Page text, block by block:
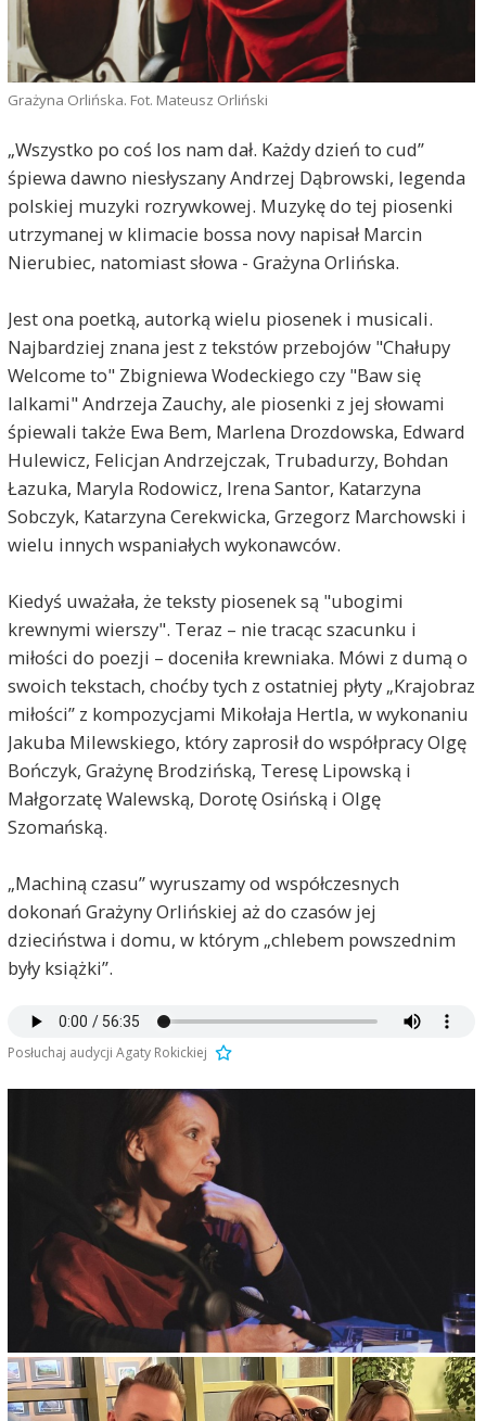
Grażyna Orlińska. Fot. Mateusz Orliński
„Wszystko po coś los nam dał. Każdy dzień to cud”
śpiewa dawno niesłyszany Andrzej Dąbrowski, legenda
polskiej muzyki rozrywkowej. Muzykę do tej piosenki
utrzymanej w klimacie bossa novy napisał Marcin
Nierubiec, natomiast słowa - Grażyna Orlińska.
Jest ona poetką, autorką wielu piosenek i musicali.
Najbardziej znana jest z tekstów przebojów "Chałupy
Welcome to" Zbigniewa Wodeckiego czy "Baw się
lalkami" Andrzeja Zauchy, ale piosenki z jej słowami
śpiewali także Ewa Bem, Marlena Drozdowska, Edward
Hulewicz, Felicjan Andrzejczak, Trubadurzy, Bohdan
Łazuka, Maryla Rodowicz, Irena Santor, Katarzyna
Sobczyk, Katarzyna Cerekwicka, Grzegorz Marchowski i
wielu innych wspaniałych wykonawców.
Kiedyś uważała, że teksty piosenek są "ubogimi
krewnymi wierszy". Teraz – nie tracąc szacunku i
miłości do poezji – doceniła krewniaka. Mówi z dumą o
swoich tekstach, choćby tych z ostatniej płyty „Krajobraz
miłości” z kompozycjami Mikołaja Hertla, w wykonaniu
Jakuba Milewskiego, który zaprosił do współpracy Olgę
Bończyk, Grażynę Brodzińską, Teresę Lipowską i
Małgorzatę Walewską, Dorotę Osińską i Olgę
Szomańską.
„Machiną czasu” wyruszamy od współczesnych
dokonań Grażyny Orlińskiej aż do czasów jej
dzieciństwa i domu, w którym „chlebem powszednim
były książki”.
Posłuchaj audycji Agaty Rokickiej